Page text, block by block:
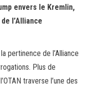
t
n
envers le Kremlin,
l’Alliance
pertinence de l’Alliance
Plus de
traverse l’une des